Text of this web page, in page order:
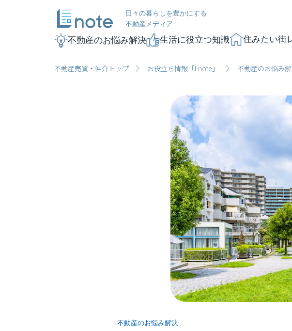
日々の暮らしを豊かにする
不動産メディア
不動産のお悩み解決 生活に役立つ知識 住みたい街
不動産売買・仲介トップ お役立ち情報「Lnote」 不動産のお悩み
不動産のお悩み解決